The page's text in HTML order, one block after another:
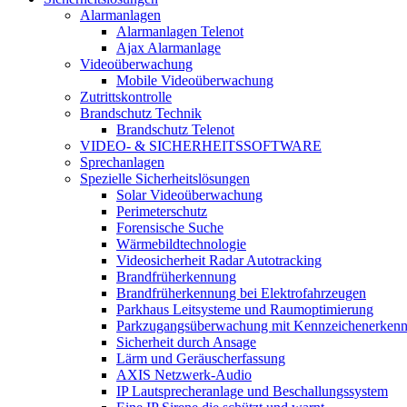
Alarmanlagen
Alarmanlagen Telenot
Ajax Alarmanlage
Videoüberwachung
Mobile Videoüberwachung
Zutrittskontrolle
Brandschutz Technik
Brandschutz Telenot
VIDEO- & SICHERHEITSSOFTWARE
Sprechanlagen
Spezielle Sicherheitslösungen
Solar Videoüberwachung
Perimeterschutz
Forensische Suche
Wärmebildtechnologie
Videosicherheit Radar Autotracking​
Brandfrüherkennung
Brandfrüherkennung bei Elektrofahrzeugen
Parkhaus Leitsysteme und Raumoptimierung
Parkzugangsüberwachung mit
Sicherheit durch Ansage
Lärm und Geräuscherfassung
AXIS Netzwerk-Audio
IP Lautsprecheranlage und Beschallungssystem